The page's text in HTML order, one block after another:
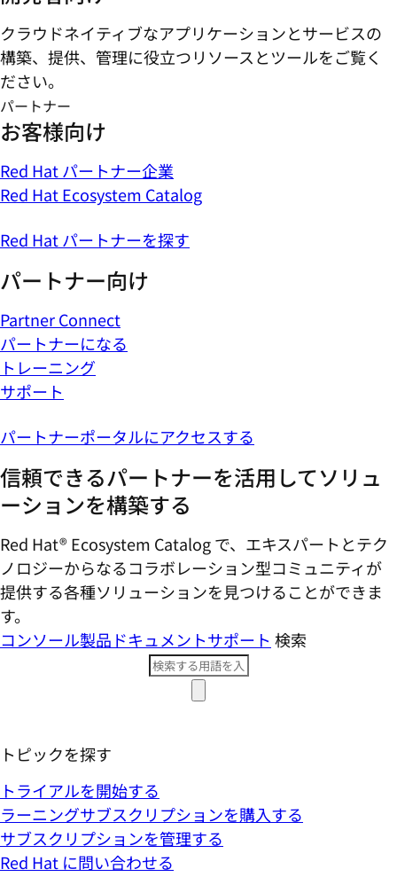
クラウドネイティブなアプリケーションとサービスの
構築、提供、管理に役立つリソースとツールをご覧く
ださい。
パートナー
お客様向け
Red Hat パートナー企業
Red Hat Ecosystem Catalog
Red Hat パートナーを探す
パートナー向け
Partner Connect
パートナーになる
トレーニング
サポート
パートナーポータルにアクセスする
信頼できるパートナーを活用してソリュ
ーションを構築する
Red Hat® Ecosystem Catalog で、エキスパートとテク
ノロジーからなるコラボレーション型コミ​ュニティが
提供する各種ソリューションを見つけることができま
す。
コンソール製品ドキュメントサポート 検索
トピックを探す
トライアルを開始する
ラーニングサブスクリプションを購入する
サブスクリプションを管理する
Red Hat に問い合わせる